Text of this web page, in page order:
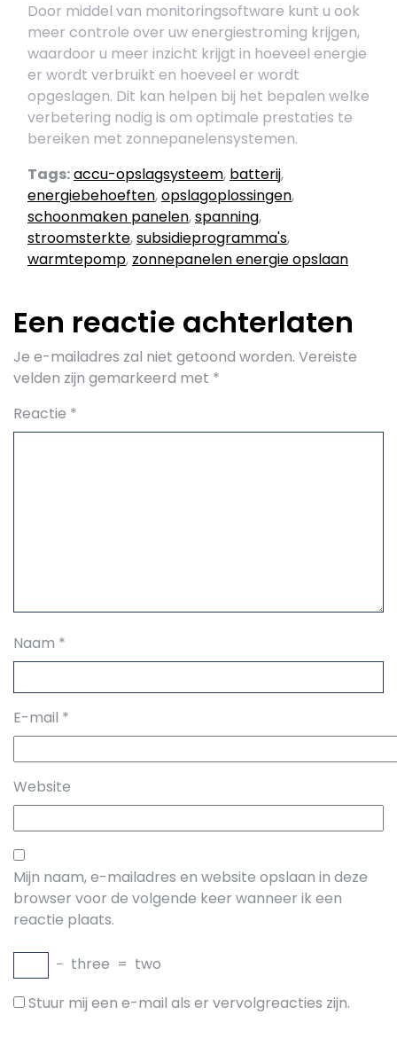
Door middel van monitoringsoftware kunt u ook
meer controle over uw energiestroming krijgen,
waardoor u meer inzicht krijgt in hoeveel energie
er wordt verbruikt en hoeveel er wordt
opgeslagen. Dit kan helpen bij het bepalen welke
verbetering nodig is om optimale prestaties te
bereiken met zonnepanelensystemen.
Tags:accu-opslagsysteem, batterij,
energiebehoeften,opslagoplossingen,
schoonmaken panelen,spanning,
stroomsterkte,subsidieprogramma's,
warmtepomp, zonnepanelen energie opslaan
Een reactie achterlaten
Je e-mailadres zal niet getoond worden. Vereiste
velden zijn gemarkeerd met *
Reactie *
Naam *
E-mail *
Website
Mijn naam, e-mailadres en website opslaan in deze
browser voor de volgende keer wanneer ik een
reactie plaats.
− three = two
Stuur mij een e-mail als er vervolgreacties zijn.